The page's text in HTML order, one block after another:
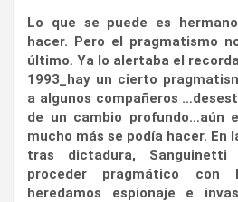
Lo que se puede es
hacer. Pero el pragmatismo
último. Ya lo alertaba el
1993_hay un cierto
a algunos compañeros
de un cambio profundo…aún
mucho más se podía hacer. En
tras dictadura,
proceder pragmático con
heredamos espionaje e